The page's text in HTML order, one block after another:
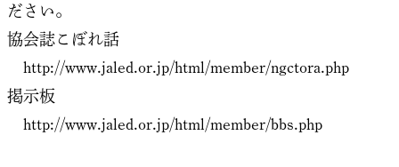
ださい。
協会誌こぼれ話
http://www.jaled.or.jp/html/member/ngctora.php
掲示板
http://www.jaled.or.jp/html/member/bbs.php